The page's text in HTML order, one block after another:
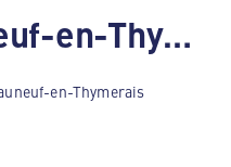
ALDI Châteauneuf-en-Thymerais
en-Thymerais